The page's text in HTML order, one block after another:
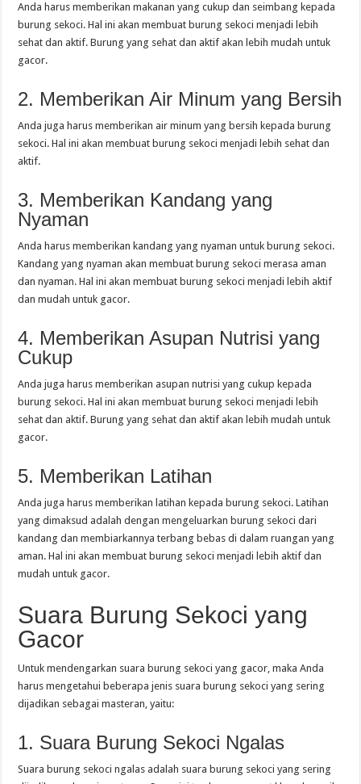
Anda harus memberikan makanan yang cukup dan seimbang kepada
burung sekoci. Hal ini akan membuat burung sekoci menjadi lebih
sehat dan aktif. Burung yang sehat dan aktif akan lebih mudah untuk
gacor.
2. Memberikan Air Minum yang Bersih
Anda juga harus memberikan air minum yang bersih kepada burung
sekoci. Hal ini akan membuat burung sekoci menjadi lebih sehat dan
aktif.
3. Memberikan Kandang yang
Nyaman
Anda harus memberikan kandang yang nyaman untuk burung sekoci.
Kandang yang nyaman akan membuat burung sekoci merasa aman
dan nyaman. Hal ini akan membuat burung sekoci menjadi lebih aktif
dan mudah untuk gacor.
4. Memberikan Asupan Nutrisi yang
Cukup
Anda juga harus memberikan asupan nutrisi yang cukup kepada
burung sekoci. Hal ini akan membuat burung sekoci menjadi lebih
sehat dan aktif. Burung yang sehat dan aktif akan lebih mudah untuk
gacor.
5. Memberikan Latihan
Anda juga harus memberikan latihan kepada burung sekoci. Latihan
yang dimaksud adalah dengan mengeluarkan burung sekoci dari
kandang dan membiarkannya terbang bebas di dalam ruangan yang
aman. Hal ini akan membuat burung sekoci menjadi lebih aktif dan
mudah untuk gacor.
Suara Burung Sekoci yang
Gacor
Untuk mendengarkan suara burung sekoci yang gacor, maka Anda
harus mengetahui beberapa jenis suara burung sekoci yang sering
dijadikan sebagai masteran, yaitu:
1. Suara Burung Sekoci Ngalas
Suara burung sekoci ngalas adalah suara burung sekoci yang sering